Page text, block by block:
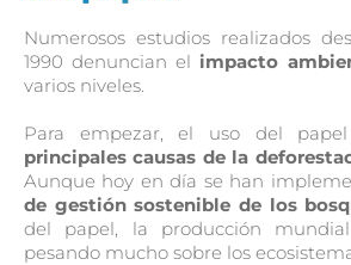
Numerosos estudios realizados
1990 denuncian el impacto
varios niveles.
Para empezar, el uso del
principales causas de la
Aunque hoy en día se han
de gestión sostenible de los
del papel, la producción
pesando mucho sobre los